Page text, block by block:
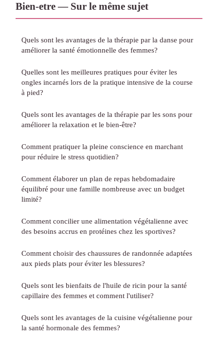
Bien-etre — Sur le même sujet
Quels sont les avantages de la thérapie par la danse pour
améliorer la santé émotionnelle des femmes?
Quelles sont les meilleures pratiques pour éviter les
ongles incarnés lors de la pratique intensive de la course
à pied?
Quels sont les avantages de la thérapie par les sons pour
améliorer la relaxation et le bien-être?
Comment pratiquer la pleine conscience en marchant
pour réduire le stress quotidien?
Comment élaborer un plan de repas hebdomadaire
équilibré pour une famille nombreuse avec un budget
limité?
Comment concilier une alimentation végétalienne avec
des besoins accrus en protéines chez les sportives?
Comment choisir des chaussures de randonnée adaptées
aux pieds plats pour éviter les blessures?
Quels sont les bienfaits de l'huile de ricin pour la santé
capillaire des femmes et comment l'utiliser?
Quels sont les avantages de la cuisine végétalienne pour
la santé hormonale des femmes?